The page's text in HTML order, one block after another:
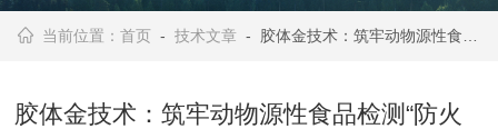
当前位置：首页 -技术文章 - 胶体金技术：筑牢动物源性食品检测“防火墙”
胶体金技术：筑牢动物源性食品检测“防火